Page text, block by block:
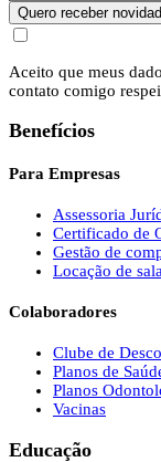
Quero receber
Aceito que meus
contato comigo
Benefícios
Para Empresas
Assessoria
Certificado de
Gestão de
Locação de
Colaboradores
Clube de
Planos de
Planos
Vacinas
Educação